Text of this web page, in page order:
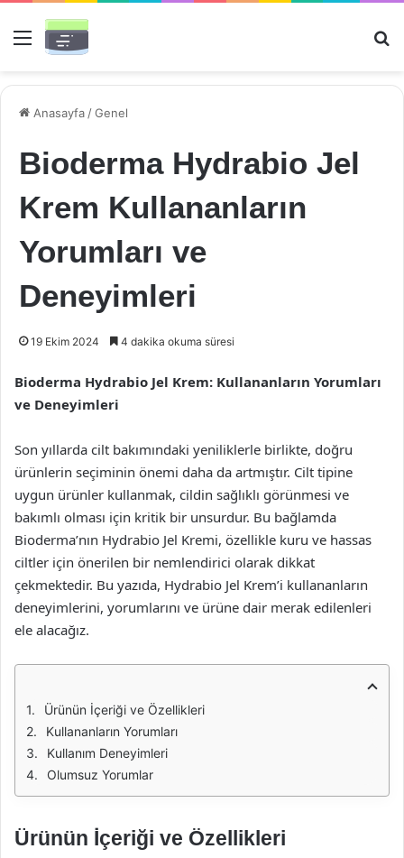
Menü
Anasayfa /Genel
Bioderma Hydrabio Jel
Krem Kullananların
Yorumları ve
Deneyimleri
19 Ekim 2024 4 dakika okuma süresi
Bioderma Hydrabio Jel Krem: Kullananların Yorumları
ve Deneyimleri
Son yıllarda cilt bakımındaki yeniliklerle birlikte, doğru
ürünlerin seçiminin önemi daha da artmıştır. Cilt tipine
uygun ürünler kullanmak, cildin sağlıklı görünmesi ve
bakımlı olması için kritik bir unsurdur. Bu bağlamda
Bioderma’nın Hydrabio Jel Kremi, özellikle kuru ve hassas
ciltler için önerilen bir nemlendirici olarak dikkat
çekmektedir. Bu yazıda, Hydrabio Jel Krem’i kullananların
deneyimlerini, yorumlarını ve ürüne dair merak edilenleri
ele alacağız.
Ürünün İçeriği ve Özellikleri
Kullananların Yorumları
Kullanım Deneyimleri
Olumsuz Yorumlar
Ürünün İçeriği ve Özellikleri